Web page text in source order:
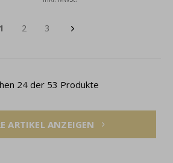
1 2 3
24 der 53 Produkte
ARTIKEL ANZEIGEN